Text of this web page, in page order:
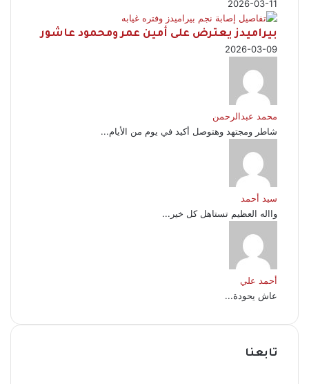
2026-03-11
بيراميدز يعترض على أمين عمر ومحمود عاشور
2026-03-09
محمد عبدالرحمن
شاطر ومجتهد وهتوصل أكيد في يوم من الأيام...
سيد أحمد
وااله العظيم تستاهل كل خير...
أحمد علي
عاش يحودة...
تابعنا